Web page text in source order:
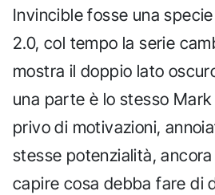
Invincible fosse una
2.0, col tempo la serie
mostra il doppio lato
una parte è lo stesso
privo di motivazioni,
stesse potenzialità,
capire cosa debba fare di